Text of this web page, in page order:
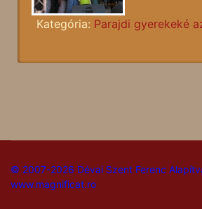
Kategória: Parajdi gyerekeké
© 2007-2026 Dévai Szent Ferenc
www.magnificat.ro